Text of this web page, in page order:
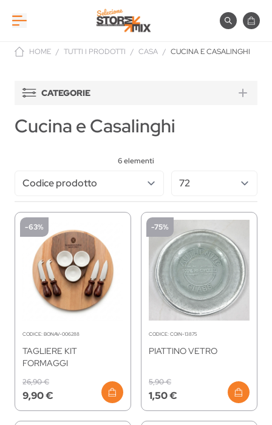
Cerca
HOME / TUTTI I PRODOTTI / CASA / CUCINA E CASALINGHI
CATEGORIE
Cucina e Casalinghi
6elementi
-63%
CODICE: BONAV-006288
TAGLIERE KIT
FORMAGGI
9,90 €
26,90 €
-75%
CODICE: COIN-13875
PIATTINO VETRO
1,50 €
5,90 €